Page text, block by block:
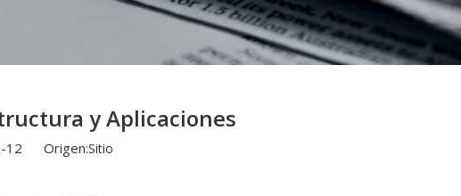
y Aplicaciones
12 Origen:Sitio